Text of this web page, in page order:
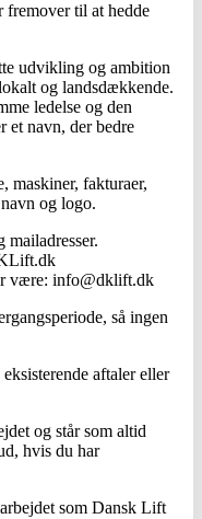
til at hedde
udvikling og ambition
og landsdækkende.
ledelse og den
et navn, der bedre
maskiner, fakturaer,
og logo.
være: info@dklift.dk
så ingen
aftaler eller
og står som altid
hvis du har
som Dansk Lift